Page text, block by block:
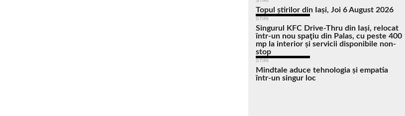
Topul știrilor din Iași, Joi 6 August 2026
STIRI
Singurul KFC Drive-Thru din Iași, relocat
într-un nou spaţiu din Palas, cu peste 400
mp la interior și servicii disponibile non-
stop
STIRI
Mindtale aduce tehnologia și empatia
într-un singur loc